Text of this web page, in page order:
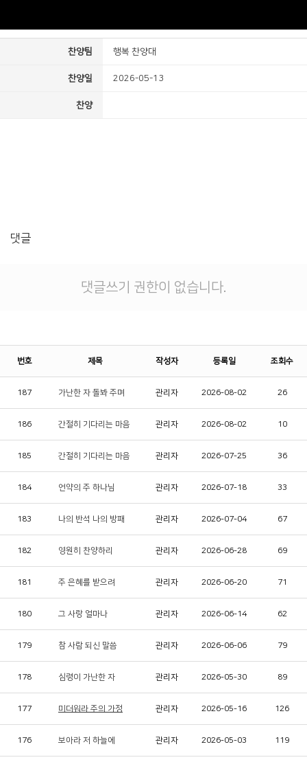
찬양팀 행복 찬양대
찬양일 2026-05-13
찬양
댓글
댓글쓰기 권한이 없습니다.
번호 제목 작성자 등록일 조회수
187 가난한 자 돌봐 주며 관리자 2026-08-02 26
186 간절히 기다리는 마음 관리자 2026-08-02 10
185 간절히 기다리는 마음 관리자 2026-07-25 36
184 언약의 주 하나님 관리자 2026-07-18 33
183 나의 반석 나의 방패 관리자 2026-07-04 67
182 영원히 찬양하리 관리자 2026-06-28 69
181 주 은혜를 받으려 관리자 2026-06-20 71
180 그 사랑 얼마나 관리자 2026-06-14 62
179 참 사람 되신 말씀 관리자 2026-06-06 79
178 심령이 가난한 자 관리자 2026-05-30 89
177 미더워라 주의 가정 관리자 2026-05-16 126
176 보아라 저 하늘에 관리자 2026-05-03 119